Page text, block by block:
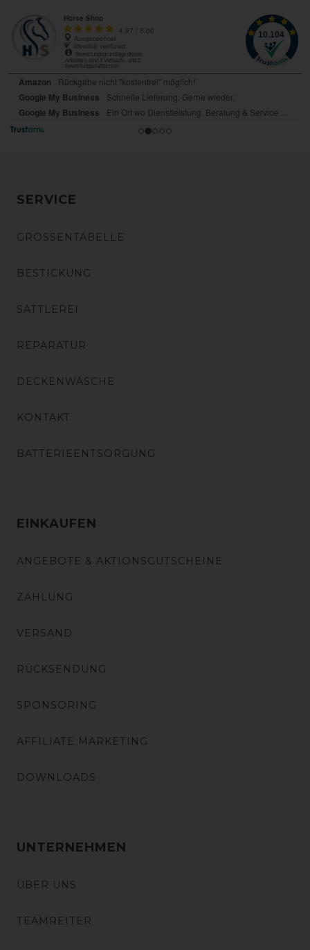
SERVICE
GRÖSSENTABELLE
BESTICKUNG
SATTLEREI
REPARATUR
DECKENWÄSCHE
KONTAKT
BATTERIEENTSORGUNG
EINKAUFEN
ANGEBOTE & AKTIONSGUTSCHEINE
ZAHLUNG
VERSAND
RÜCKSENDUNG
SPONSORING
AFFILIATE MARKETING
DOWNLOADS
UNTERNEHMEN
ÜBER UNS
TEAMREITER